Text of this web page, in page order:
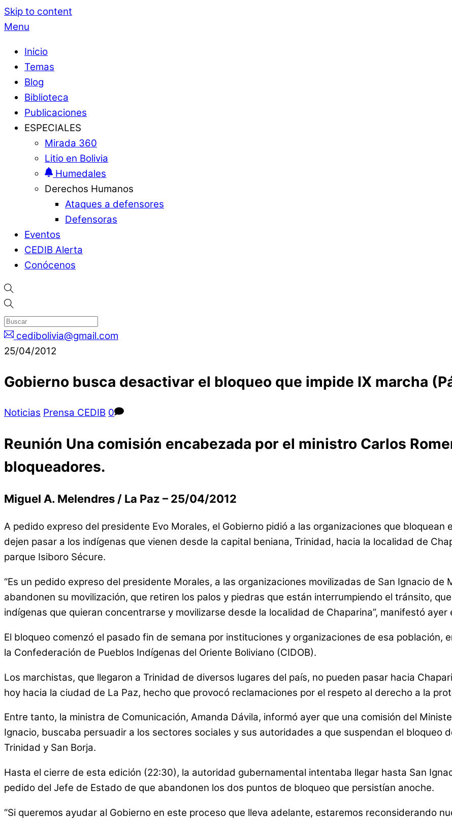
Skip to content
Menu
Inicio
Temas
Blog
Biblioteca
Publicaciones
ESPECIALES
Mirada 360
Litio en Bolivia
Humedales
Derechos Humanos
Ataques a defensores
Defensoras
Eventos
CEDIB Alerta
Conócenos
cedibolivia@gmail.com
25/04/2012
Gobierno busca desactivar el bloqueo que impide IX marcha
Noticias Prensa CEDIB 0
Reunión Una comisión encabezada por el ministro Carlos
bloqueadores.
Miguel A. Melendres / La Paz – 25/04/2012
A pedido expreso del presidente Evo Morales, el Gobierno pidió a las organizaciones que
dejen pasar a los indígenas que vienen desde la capital beniana, Trinidad, hacia la localidad de
parque Isiboro Sécure.
“Es un pedido expreso del presidente Morales, a las organizaciones movilizadas de San Ignacio
abandonen su movilización, que retiren los palos y piedras que están interrumpiendo el tránsito,
indígenas que quieran concentrarse y movilizarse desde la localidad de Chaparina”, manifestó ayer
El bloqueo comenzó el pasado fin de semana por instituciones y organizaciones de esa población,
la Confederación de Pueblos Indígenas del Oriente Boliviano (CIDOB).
Los marchistas, que llegaron a Trinidad de diversos lugares del país, no pueden pasar hacia
hoy hacia la ciudad de La Paz, hecho que provocó reclamaciones por el respeto al derecho a la
Entre tanto, la ministra de Comunicación, Amanda Dávila, informó ayer que una comisión del
Ignacio, buscaba persuadir a los sectores sociales y sus autoridades a que suspendan el bloqueo
Trinidad y San Borja.
Hasta el cierre de esta edición (22:30), la autoridad gubernamental intentaba llegar hasta San
pedido del Jefe de Estado de que abandonen los dos puntos de bloqueo que persistían anoche.
“Si queremos ayudar al Gobierno en este proceso que lleva adelante, estaremos reconsiderando